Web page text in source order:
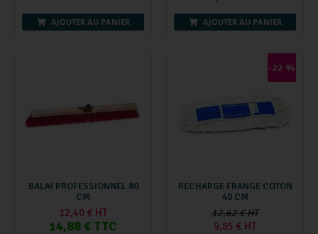
AJOUTER AU PANIER AJOUTER AU PANIER
BALAI PROFESSIONNEL 80
CM
12,40 € HT
14,88 € TTC
-22 %
RECHARGE FRANGE COTON
40 CM
12,62 € HT
9,85 € HT